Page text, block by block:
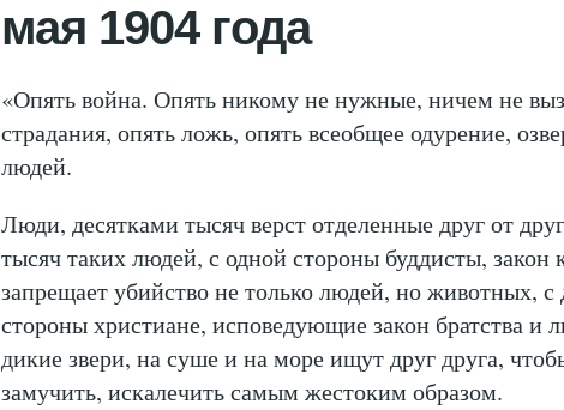
мая 1904 года
«Опять война. Опять никому не нужные, ничем не
страдания, опять ложь, опять всеобщее одурение,
людей.
Люди, десятками тысяч верст отделенные друг от
тысяч таких людей, с одной стороны буддисты, закон
запрещает убийство не только людей, но животных, с
стороны христиане, исповедующие закон братства и
дикие звери, на суше и на море ищут друг друга,
замучить, искалечить самым жестоким образом.